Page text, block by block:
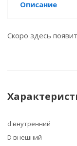
Описание
Скоро здесь
d внутренний
D внешний